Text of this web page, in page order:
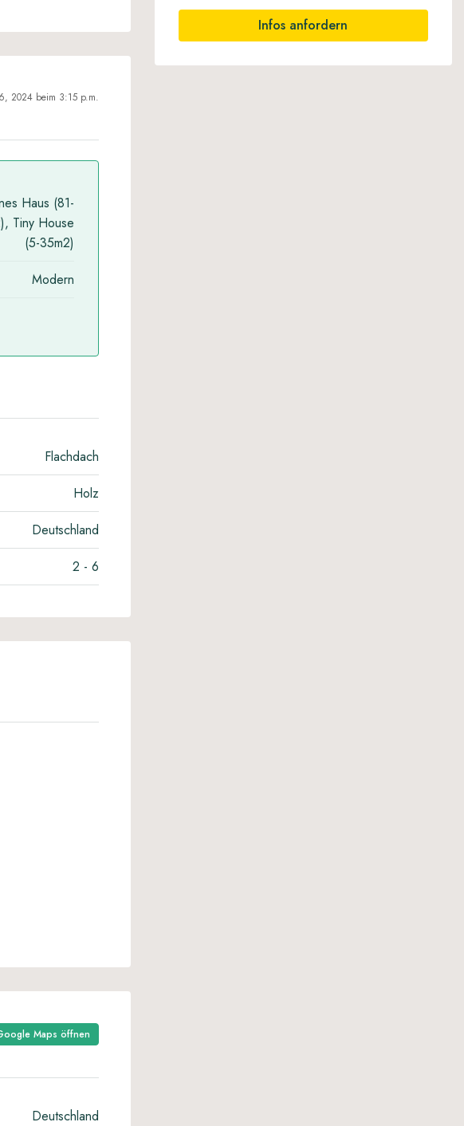
2024 beim 3:15 p.m.
Haus (81-
Tiny House
(5-35m2)
Modern
Flachdach
Holz
Deutschland
2 - 6
Maps öffnen
Deutschland
Infos anfordern